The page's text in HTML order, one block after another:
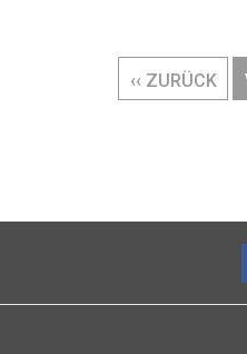
VORHERIGE
‹‹ ZURÜCK